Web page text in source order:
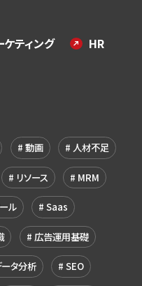
ケティング
HR
動画 人材不足
リソース MRM
ル Saas
広告運用基礎
タ分析 SEO